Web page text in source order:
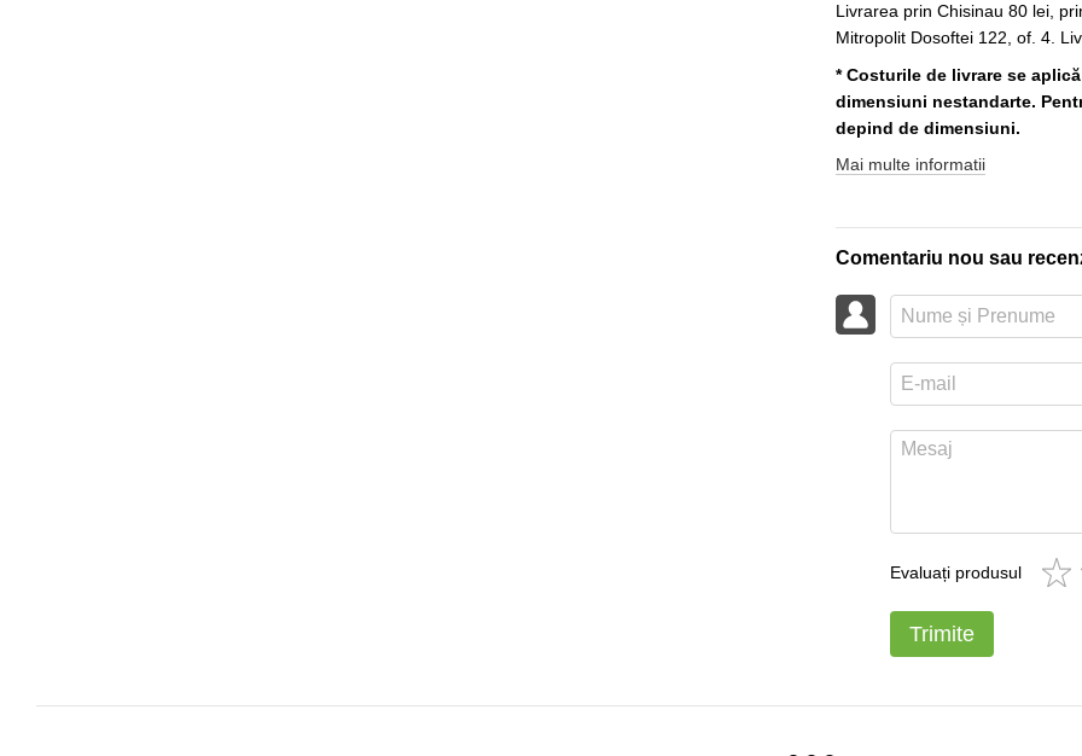
Livrarea prin Chisinau 80 lei,
Mitropolit Dosoftei 122, of. 4.
* Costurile de livrare se
dimensiuni nestandarte.
depind de dimensiuni.
Mai multe informatii
Comentariu nou sau
Evaluați produsul
Trimite